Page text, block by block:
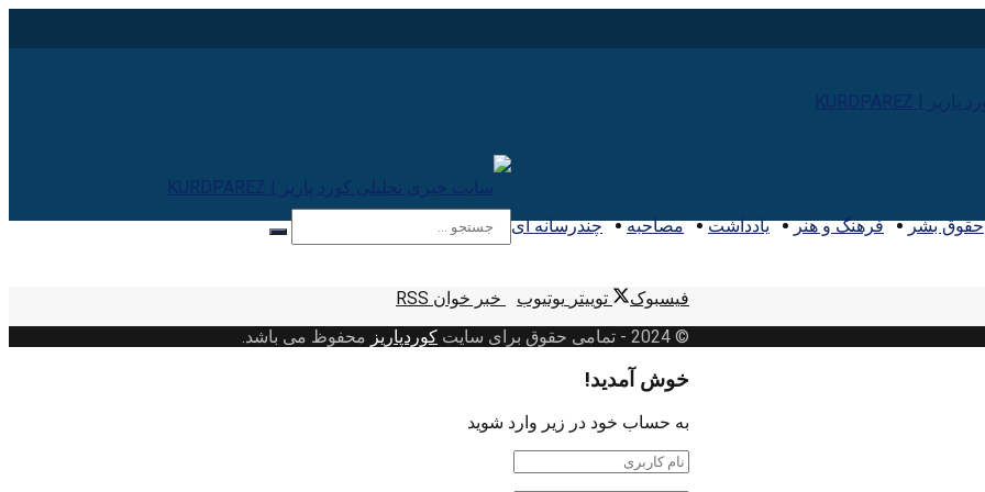
حقوق بشر فرهنگ و هنر یادداشت مصاحبه چندرسانه ای
فیسبوک توییتر یوتیوب خبر خوان RSS
© 2024 - تمامی حقوق برای سایت کوردپاریز محفوظ می باشد.
خوش آمدید!
به حساب خود در زیر وارد شوید